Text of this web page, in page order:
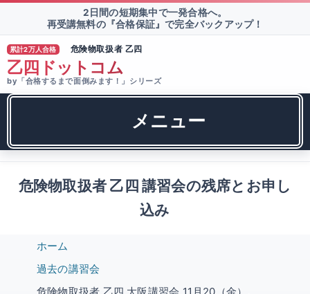
2日間の短期集中で一発合格へ。
再受講無料の『合格保証』で完全バックアップ！
累計2万人合格 危険物取扱者 乙四
乙四ドットコム
by「合格するまで面倒みます！」シリーズ
メニュー
危険物取扱者 乙四 講習会の残席とお申し
込み
ホーム
過去の講習会